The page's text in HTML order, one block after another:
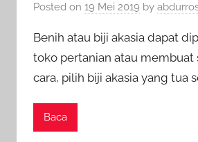
Posted on 19 Mei 2019 by
Benih atau biji akasia dapat
toko pertanian atau membuat
cara, pilih biji akasia yang tua
Baca